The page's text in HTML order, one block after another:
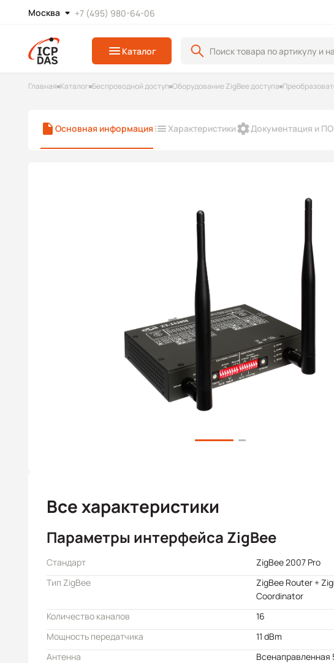
Москва +7 (495) 980-64-06
Каталог
Главная Каталог Беспроводной доступ Оборудование ZigBee доступа
Основная информация Характеристики Документация и ПО
Все характеристики
Параметры интерфейса ZigBee
Стандарт
ZigBee 2007 Pro
Тип ZigBee
ZigBee Router +
Coordinator
Количество каналов
16
Мощность передатчика
11 dBm
Антенна
Всенаправленная